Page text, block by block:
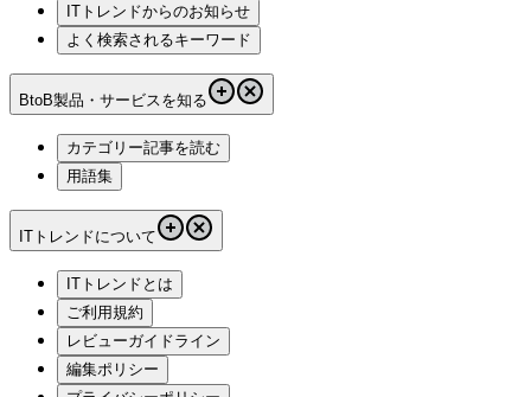
ITトレンドからのお知らせ
よく検索されるキーワード
BtoB製品・サービスを知る
カテゴリー記事を読む
用語集
ITトレンドについて
ITトレンドとは
ご利用規約
レビューガイドライン
編集ポリシー